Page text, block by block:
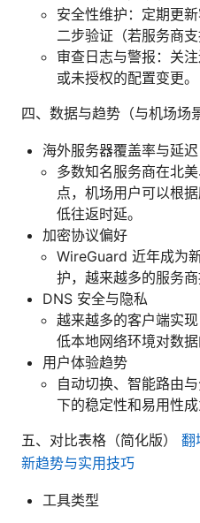
安全性维护：定期更
二步验证（若服务商支
审查日志与警报：关
或未授权的配置变更。
四、数据与趋势（与机场场
海外服务器覆盖率与延迟
多数知名服务商在北
点，机场用户可以根
低往返时延。
加密协议偏好
WireGuard 近年成为
护，越来越多的服务商
DNS 安全与隐私
越来越多的客户端实
低本地网络环境对数据
用户体验趋势
自动切换、智能路由
下的稳定性和易用性成
五、对比表格（简化版） 翻
新趋势与实用技巧
工具类型